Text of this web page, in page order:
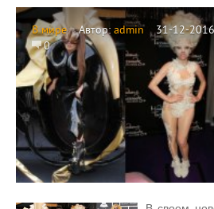
В мире Автор: admin 31-12-
0